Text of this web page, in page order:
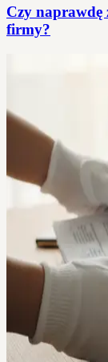
Czy naprawdę
firmy?